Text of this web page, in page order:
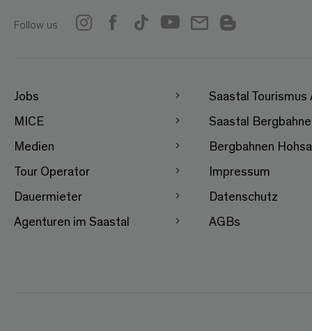
Follow us
Jobs
MICE
Medien
Tour Operator
Dauermieter
Agenturen im Saastal
Saastal Tourismus
Saastal
Bergbahnen
Impressum
Datenschutz
AGBs